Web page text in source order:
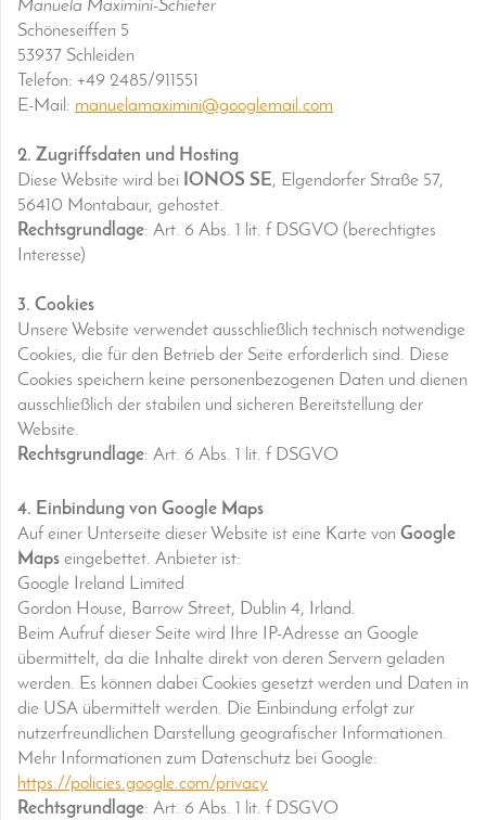
Manuela Maximini-Schiefer
Schöneseiffen 5
53937 Schleiden
Telefon: +49 2485/911551
E-Mail: manuelamaximini@googlemail.com
2. Zugriffsdaten und Hosting
Diese Website wird bei IONOS SE, Elgendorfer Straße 57,
56410 Montabaur, gehostet.
Rechtsgrundlage: Art. 6 Abs. 1 lit. f DSGVO (berechtigtes
Interesse)
3. Cookies
Unsere Website verwendet ausschließlich technisch notwendige
Cookies, die für den Betrieb der Seite erforderlich sind. Diese
Cookies speichern keine personenbezogenen Daten und dienen
ausschließlich der stabilen und sicheren Bereitstellung der
Website.
Rechtsgrundlage: Art. 6 Abs. 1 lit. f DSGVO
4. Einbindung von Google Maps
Auf einer Unterseite dieser Website ist eine Karte von Google
Maps eingebettet. Anbieter ist:
Google Ireland Limited
Gordon House, Barrow Street, Dublin 4, Irland.
Beim Aufruf dieser Seite wird Ihre IP-Adresse an Google
übermittelt, da die Inhalte direkt von deren Servern geladen
werden. Es können dabei Cookies gesetzt werden und Daten in
die USA übermittelt werden. Die Einbindung erfolgt zur
nutzerfreundlichen Darstellung geografischer Informationen.
Mehr Informationen zum Datenschutz bei Google:
https://policies.google.com/privacy
Rechtsgrundlage: Art. 6 Abs. 1 lit. f DSGVO